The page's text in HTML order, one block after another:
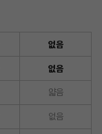
없음
없음
얇음
없음